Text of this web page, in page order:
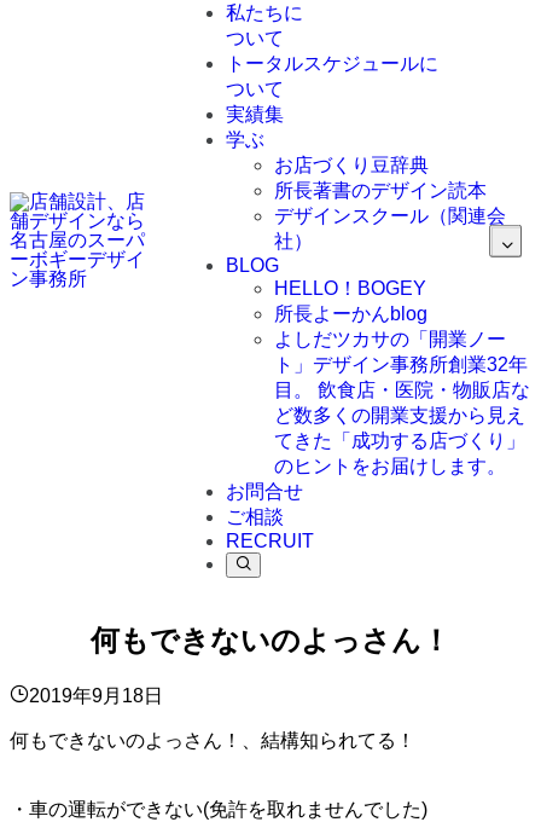
私たちに
ついて
トータルスケジュールに
ついて
実績集
学ぶ
お店づくり豆辞典
所長著書のデザイン読本
デザインスクール（関連会
社）
BLOG
HELLO！BOGEY
所長よーかんblog
よしだツカサの「開業ノー
ト」 デザイン事務所創業32年
目。 飲食店・医院・物販店な
ど数多くの開業支援から見え
てきた「成功する店づくり」
のヒントをお届けします。
お問合せ
ご相談
RECRUIT
何もできないのよっさん！
2019年9月18日
何もできないのよっさん！、結構知られてる！
・車の運転ができない(免許を取れませんでした)